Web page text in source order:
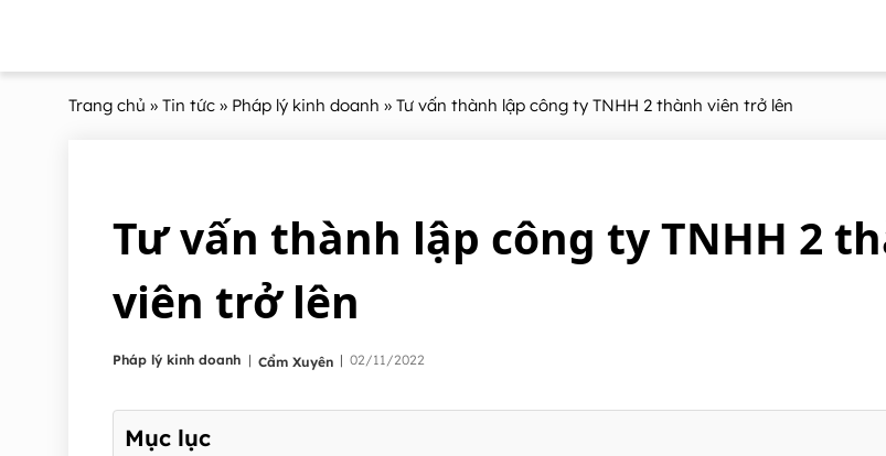
Trang chủ » Tin tức » Pháp lý kinh doanh » Tư vấn thành lập công ty TNHH 2 thành viên trở lên
Tư vấn thành lập công ty TNHH 2
viên trở lên
Pháp lý kinh doanh | Cẩm Xuyên | 02/11/2022
Mục lục